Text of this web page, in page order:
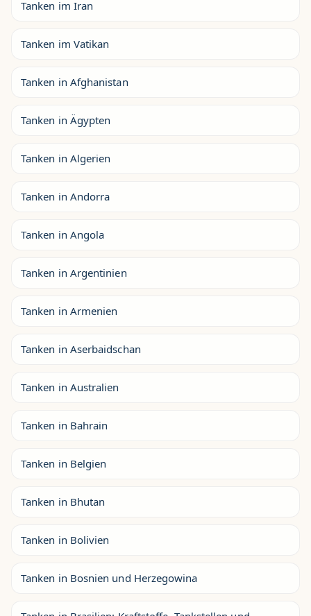
Tanken im Iran
Tanken im Vatikan
Tanken in Afghanistan
Tanken in Ägypten
Tanken in Algerien
Tanken in Andorra
Tanken in Angola
Tanken in Argentinien
Tanken in Armenien
Tanken in Aserbaidschan
Tanken in Australien
Tanken in Bahrain
Tanken in Belgien
Tanken in Bhutan
Tanken in Bolivien
Tanken in Bosnien und Herzegowina